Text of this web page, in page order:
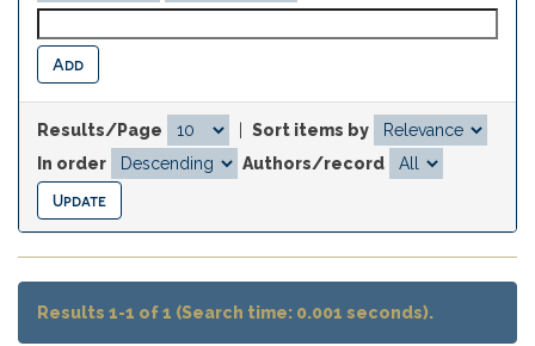
Results/Page
Sort items by
In order
Authors/record
Results 1-1 of 1 (Search time: 0.001 seconds).